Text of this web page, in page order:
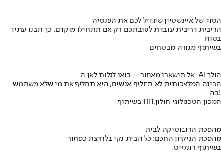
הסוד של איינשטיין שיגדיל לכם את הפנסיה
הריבית דריבית עובדת לטובתכם רק אם תתחילו מוקדם. כך תבנו עתיד
בטוח
בשיתוף מנורה מבטחים
אל תישארו מאחור – בואו לגלות לאן ה-AI הולך
הבינה המלאכותית לא תחליף אנשים, היא תחליף את מי שלא משתמש
בה!
בשיתוף HIT,המכון הטכנולוגי חולון
מהפכת הרובוטיקה לבית
מהפכת הניקיון החכם: כל הבית נקי בלחיצת כפתור
בשיתוף רונלייט